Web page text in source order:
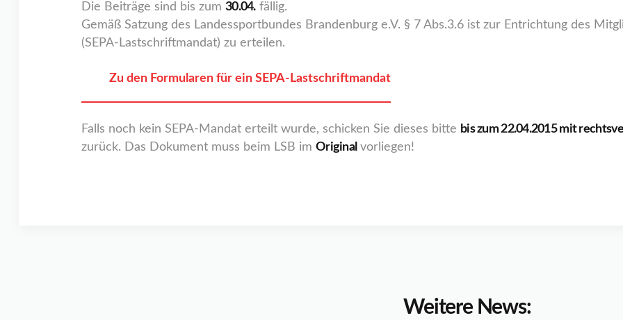
Die Beiträge sind bis zum 30.04.fällig.
Gemäß Satzung des Landessportbundes Brandenburg e.V. § 7 Abs.3.6 ist zur Entrichtung des
(SEPA-Lastschriftmandat) zu erteilen.
Zu den Formularen für ein SEPA-Lastschriftmandat
Falls noch kein SEPA-Mandat erteilt wurde, schicken Sie dieses bitte bis zum 22.04.2015 mit
zurück. Das Dokument muss beim LSB im Original vorliegen!
Weitere News: